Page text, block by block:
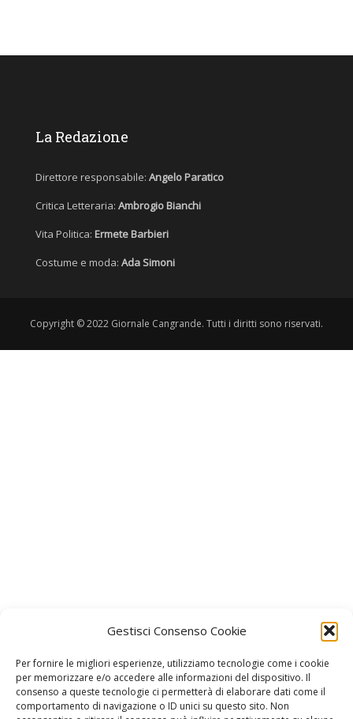
Gestisci Consenso Cookie
Per fornire le migliori esperienze, utilizziamo tecnologie come i cookie
per memorizzare e/o accedere alle informazioni del dispositivo. Il
consenso a queste tecnologie ci permetterà di elaborare dati come il
comportamento di navigazione o ID unici su questo sito. Non
La Redazione
Direttore responsabile: Angelo Paratico
Critica Letteraria: Ambrogio Bianchi
Vita Politica: Ermete Barbieri
Costume e moda: Ada Simoni
Copyright © 2022 Giornale Cangrande. Tutti i diritti sono riservati.